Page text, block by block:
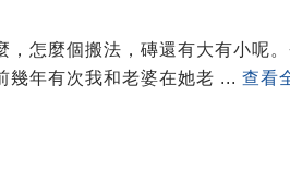
，怎麼個搬法，磚還有大有小呢
幾年有次我和老婆在她老 ... 查看